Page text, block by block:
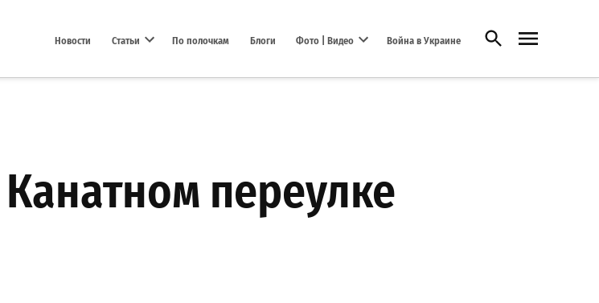
Новости Статьи По полочкам Блоги Фото | Видео Война в Украине Открыть поиск
переулке